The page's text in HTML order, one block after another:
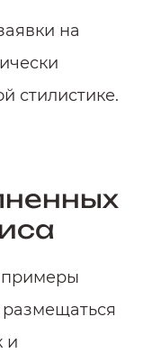
на
стилистике.
примеры
и